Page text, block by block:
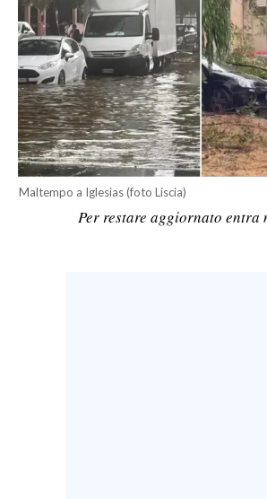
SERVIZI ALLE IMPRESE
LAVORO
BANDI
SPORT IN SARDEGNA
SPORT
Maltempo a Iglesias (foto Liscia)
Per restare aggiornato entra